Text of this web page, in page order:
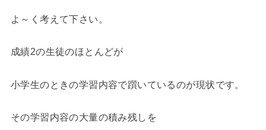
よ～く考えて下さい。
成績2の生徒のほとんどが
小学生のときの学習内容で躓いているのが現状です。
その学習内容の大量の積み残しを